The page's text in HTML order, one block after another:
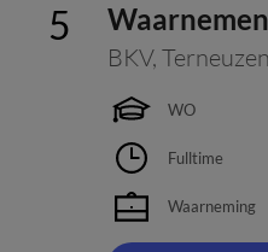
BKV, Terneuzen
WO
Fulltime
Waarneming